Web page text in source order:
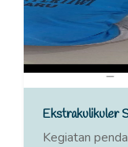
Ekstrakulikuler
Kegiatan